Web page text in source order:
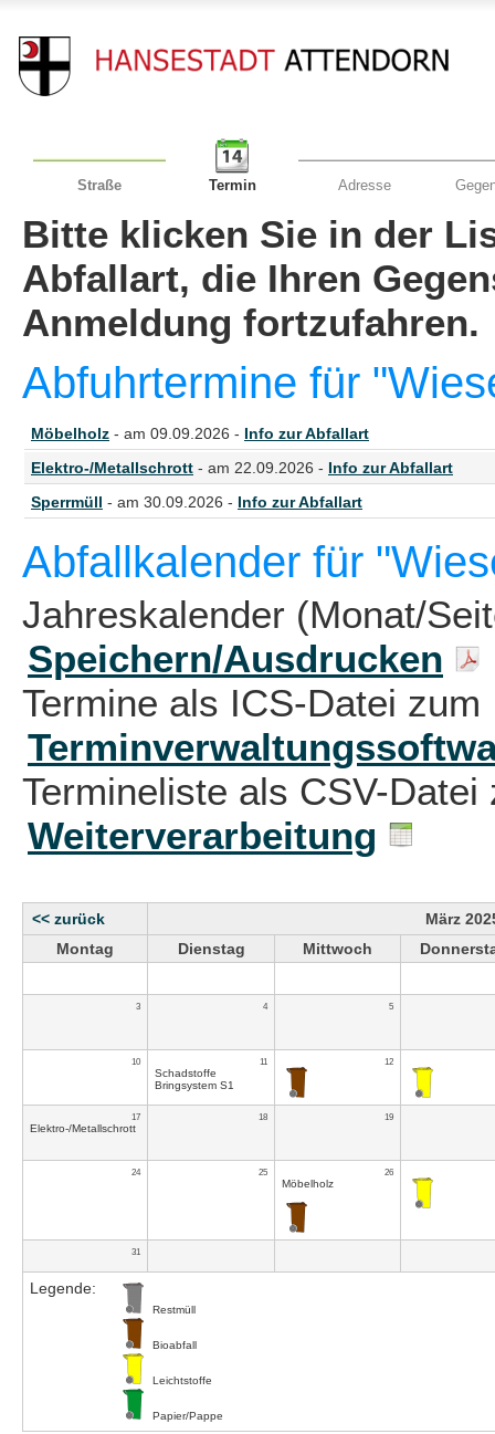
Straße Termin Adresse
Bitte klicken Sie in der
Abfallart, die Ihren
Anmeldung fortzufahren.
Abfuhrtermine für
Möbelholz - am 09.09.2026 - Info zur Abfallart
Elektro-/Metallschrott - am 22.09.2026 - Info zur Abfallart
Sperrmüll - am 30.09.2026 - Info zur Abfallart
Abfallkalender für
Jahreskalender (Monat/
Speichern/Ausdrucken
Termine als ICS-Datei zum
Termineliste als CSV-
Weiterverarbeitung
<< zurück
März
Montag
Dienstag Mittwoch
3 4 5
10 11
Schadstoffe
Bringsystem S1
12
17
Elektro-/Metallschrott
18 19
24 25 26
Möbelholz
31
Legende:
Restmüll
Bioabfall
Leichtstoffe
Papier/Pappe